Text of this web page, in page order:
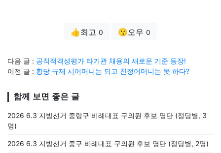
👍최고 0 😗오우 0
다음 글 : 공직적격성평가 타기관 채용의 새로운 기준 등장!
이전 글 : 황당 규제 시어머니는 되고 친정어머니는 못 하다?
함께 보면 좋은 글
2026 6.3 지방선거 중랑구 비례대표 구의원 후보 명단 (정당별, 3
명)
2026 6.3 지방선거 중구 비례대표 구의원 후보 명단 (정당별, 2명)